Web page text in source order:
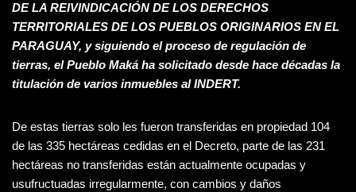
DE LA REIVINDICACIÓN DE LOS DERECHOS
TERRITORIALES DE LOS PUEBLOS ORIGINARIOS EN EL
PARAGUAY, y siguiendo el proceso de regulación de
tierras, el Pueblo Maká ha solicitado desde hace décadas la
titulación de varios inmuebles al INDERT.
De estas tierras solo les fueron transferidas en propiedad 104
de las 335 hectáreas cedidas en el Decreto, parte de las 231
hectáreas no transferidas están actualmente ocupadas y
usufructuadas irregularmente, con cambios y daños